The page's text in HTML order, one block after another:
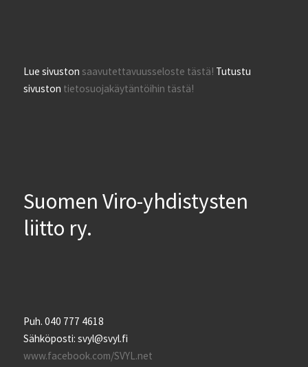
Lue sivustonsaavutettavuusseloste tästä! Tutustu
sivuston tietosuojakäytäntöihin tästä!
Suomen Viro-yhdistysten
liitto ry.
Puh. 040 777 4618
Sähköposti: svyl@svyl.fi
www.facebook.com/SVYL.net